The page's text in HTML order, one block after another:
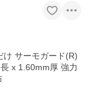
け サーモガード(R)
x 1.60mm厚 強力